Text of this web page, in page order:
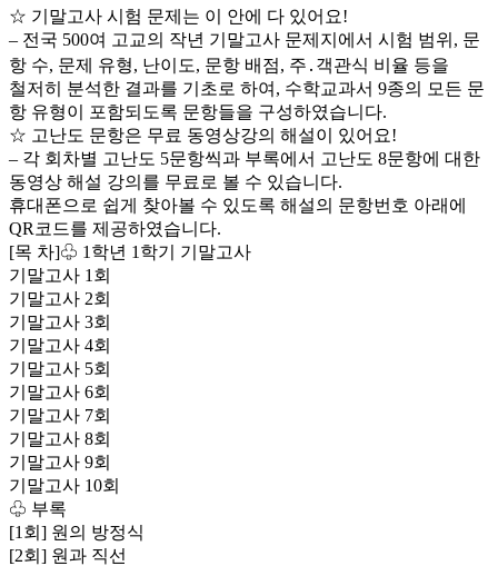
☆ 기말고사 시험 문제는 이 안에 다 있어요!
– 전국 500여 고교의 작년 기말고사 문제지에서 시험 범위, 문
항 수, 문제 유형, 난이도, 문항 배점, 주․객관식 비율 등을
철저히 분석한 결과를 기초로 하여, 수학교과서 9종의 모든 문
항 유형이 포함되도록 문항들을 구성하였습니다.
☆ 고난도 문항은 무료 동영상강의 해설이 있어요!
– 각 회차별 고난도 5문항씩과 부록에서 고난도 8문항에 대한
동영상 해설 강의를 무료로 볼 수 있습니다.
휴대폰으로 쉽게 찾아볼 수 있도록 해설의 문항번호 아래에
QR코드를 제공하였습니다.
[목 차]♧ 1학년 1학기 기말고사
기말고사 1회
기말고사 2회
기말고사 3회
기말고사 4회
기말고사 5회
기말고사 6회
기말고사 7회
기말고사 8회
기말고사 9회
기말고사 10회
♧ 부록
[1회] 원의 방정식
[2회] 원과 직선